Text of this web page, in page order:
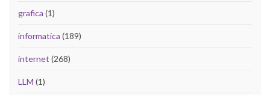
grafica (1)
informatica (189)
internet (268)
LLM (1)